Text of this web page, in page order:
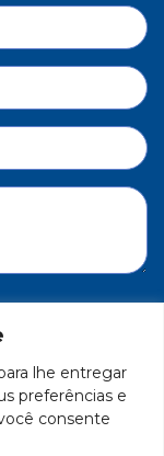
lhe entregar
preferências e
consente